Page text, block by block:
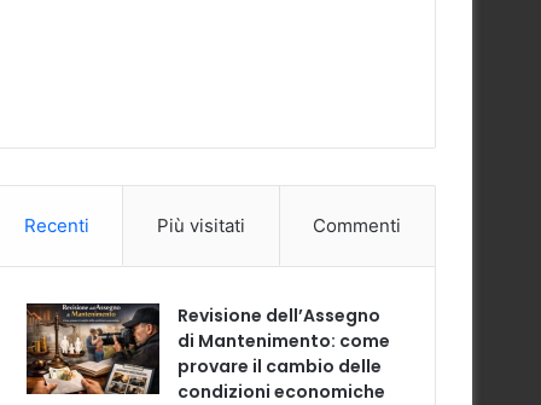
Recenti Più visitati Commenti
Revisione dell’Assegno
di Mantenimento: come
provare il cambio delle
condizioni economiche